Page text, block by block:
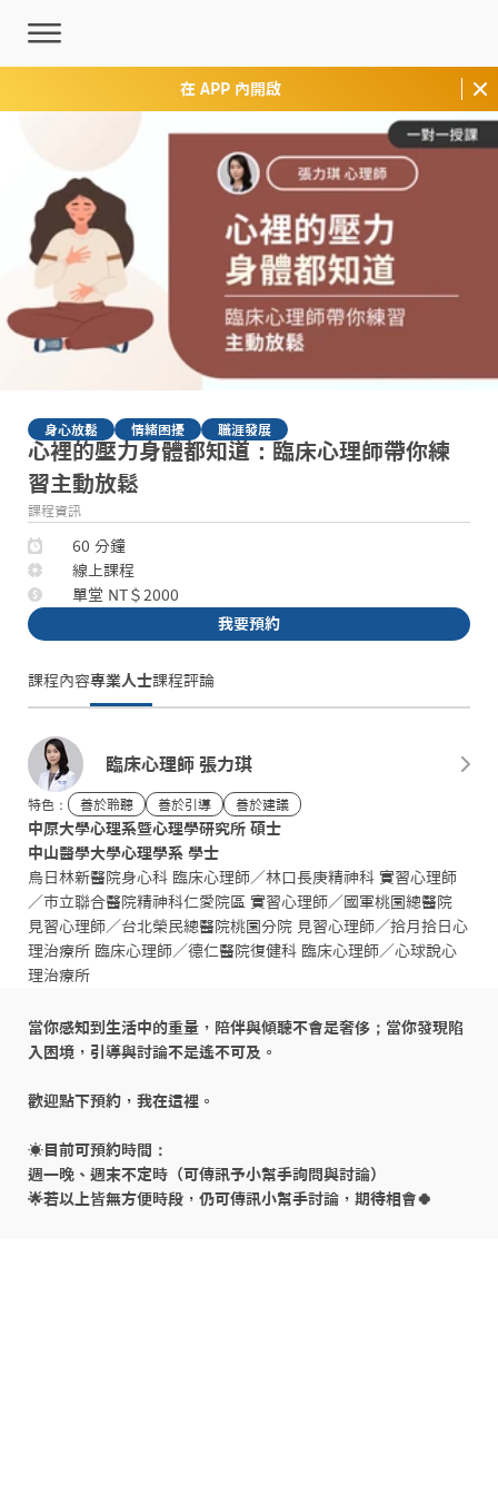
在 APP 內開啟
身心放鬆 情緒困擾 職涯發展
心裡的壓力身體都知道：臨床心理師帶你練
習主動放鬆
課程資訊
60 分鐘
線上課程
單堂 NT＄2000
我要預約
課程內容專業人士課程評論
臨床心理師 張力琪
特色： 善於聆聽 善於引導 善於建議
中原大學心理系暨心理學研究所 碩士
中山醫學大學心理學系 學士
烏日林新醫院身心科 臨床心理師／林口長庚精神科 實習心理師
／市立聯合醫院精神科仁愛院區 實習心理師／國軍桃園總醫院
見習心理師／台北榮民總醫院桃園分院 見習心理師／拾月拾日心
理治療所 臨床心理師／德仁醫院復健科 臨床心理師／心球說心
理治療所
當你感知到生活中的重量，陪伴與傾聽不會是奢侈；當你發現陷
入困境，引導與討論不是遙不可及。
歡迎點下預約，我在這裡。
☀️目前可預約時間：
週一晚、週末不定時（可傳訊予小幫手詢問與討論）
🌟若以上皆無方便時段，仍可傳訊小幫手討論，期待相會🍀